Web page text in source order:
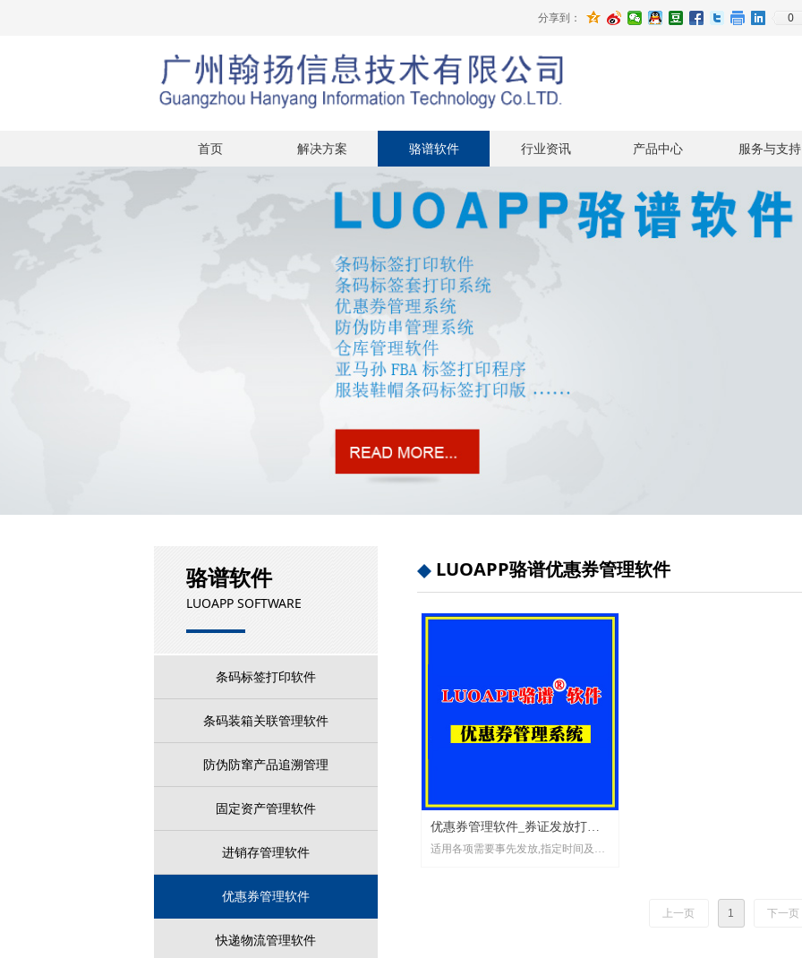
分享到： 0
首页 解决方案 骆谱软件 行业资讯 产品中心 服务与支持
骆谱软件
LUOAPP SOFTWARE
条码标签打印软件
条码装箱关联管理软件
防伪防窜产品追溯管理
固定资产管理软件
进销存管理软件
优惠券管理软件
快递物流管理软件
LUOAPP骆谱优惠券管理软件
优惠券管理软件_券证发放打印
消费管理系统_骆谱软件_支持二
适用各项需要事先发放,指定时间及地
上一页 1 下一页